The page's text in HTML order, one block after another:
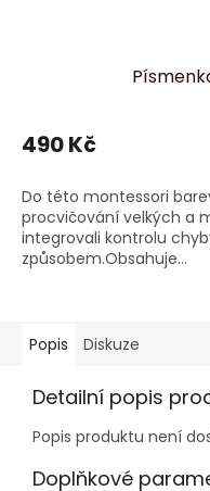
490 Kč
Do této montessori
procvičování velkých a
integrovali kontrolu
způsobem.Obsahuje...
Popis Diskuze
Detailní popis
Popis produktu není
Doplňkové